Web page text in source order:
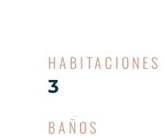
HABITACIONES
3
BAÑOS